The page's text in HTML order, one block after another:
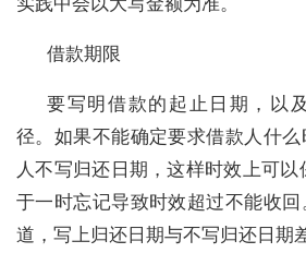
借款期限
要写明借款的起止日期，以
径。如果不能确定要求借款人什
人不写归还日期，这样时效上可
于一时忘记导致时效超过不能收
道，写上归还日期与不写归还日期